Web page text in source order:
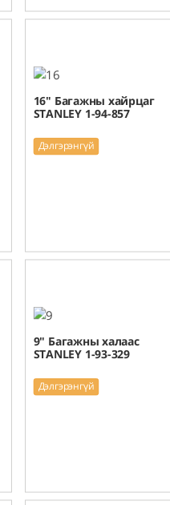
16" Багажны хайрцаг
STANLEY 1-94-857
Дэлгэрэнгүй
9" Багажны халаас
STANLEY 1-93-329
Дэлгэрэнгүй